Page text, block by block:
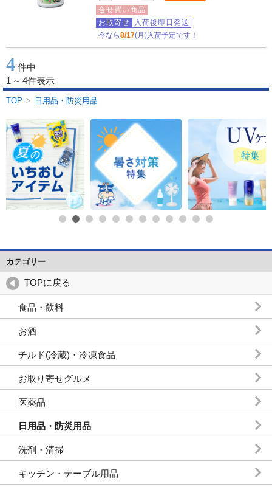
合せ買い商品
お取寄せ
入荷後即日発送
今なら8/17(月)入荷予定です！
4 件中
1 ～ 4件表示
TOP > 日用品・防災用品
カテゴリー
TOPに戻る
食品・飲料
お酒
チルド(冷蔵)・冷凍食品
お取り寄せグルメ
医薬品
日用品・防災用品
洗剤・清掃
キッチン・テーブル用品